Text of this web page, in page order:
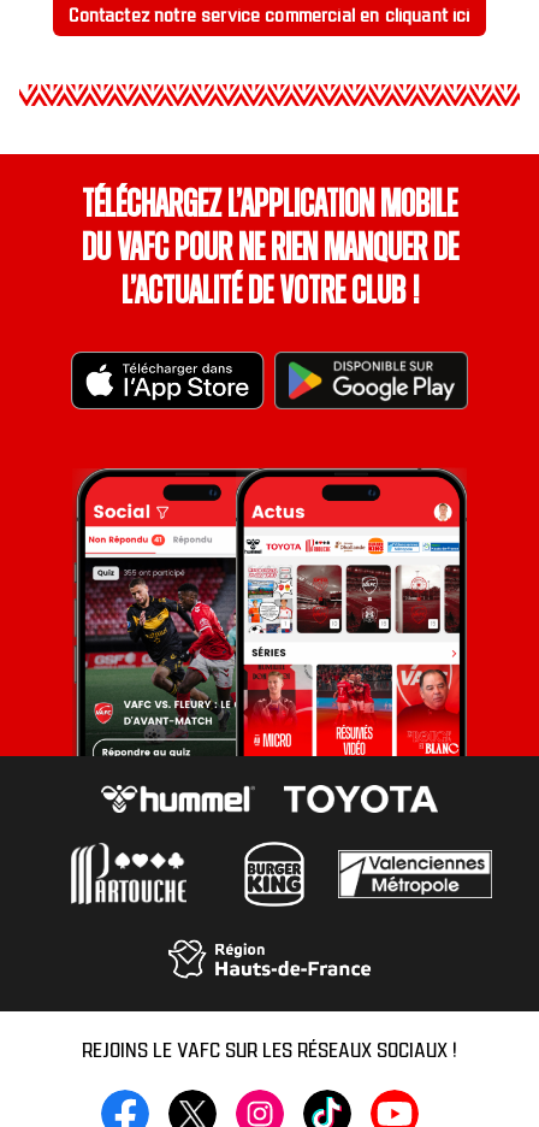
Contactez notre service commercial en cliquant ici
Téléchargez l’application mobile
du VAFC pour ne rien manquer de
l’actualité de votre club !
REJOINS LE VAFC SUR LES RÉSEAUX SOCIAUX !